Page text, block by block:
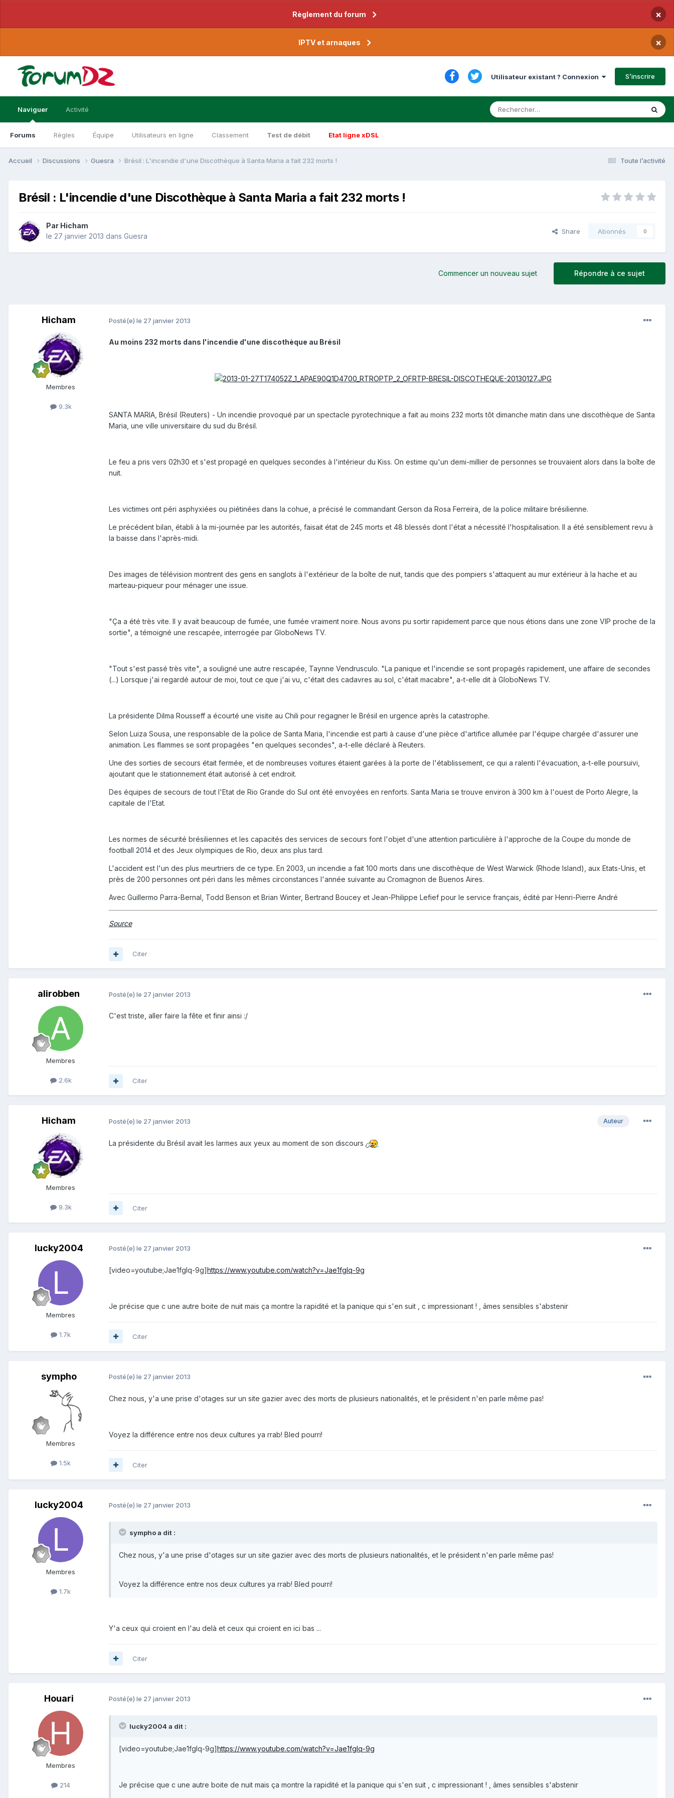
Règlement du forum ×
IPTV et arnaques ×
Utilisateur existant ? Connexion S’inscrire
Naviguer
Forums Règles Équipe Utilisateurs en ligne Classement Test de débit Etat ligne xDSL
Activité
Toute l’activité
Accueil Discussions Guesra Brésil : L'incendie d'une Discothèque à Santa Maria a fait 232 morts !
Brésil : L'incendie d'une Discothèque à Santa Maria a fait 232 morts !
Par Hicham
le 27 janvier 2013 dans Guesra
Share Abonnés 0
Répondre à ce sujet
Commencer un nouveau sujet
Hicham
Membres
9.3k
Posté(e) le 27 janvier 2013
Au moins 232 morts dans l'incendie d'une discothèque au Brésil
SANTA MARIA, Brésil (Reuters) - Un incendie provoqué par un spectacle pyrotechnique a fait au moins 232 morts tôt dimanche matin dans une discothèque de Santa
Maria, une ville universitaire du sud du Brésil.
Le feu a pris vers 02h30 et s'est propagé en quelques secondes à l'intérieur du Kiss. On estime qu'un demi-millier de personnes se trouvaient alors dans la boîte de
nuit.
Les victimes ont péri asphyxiées ou piétinées dans la cohue, a précisé le commandant Gerson da Rosa Ferreira, de la police militaire brésilienne.
Le précédent bilan, établi à la mi-journée par les autorités, faisait état de 245 morts et 48 blessés dont l'état a nécessité l'hospitalisation. Il a été sensiblement revu à
la baisse dans l'après-midi.
Des images de télévision montrent des gens en sanglots à l'extérieur de la boîte de nuit, tandis que des pompiers s'attaquent au mur extérieur à la hache et au
marteau-piqueur pour ménager une issue.
"Ça a été très vite. Il y avait beaucoup de fumée, une fumée vraiment noire. Nous avons pu sortir rapidement parce que nous étions dans une zone VIP proche de la
sortie", a témoigné une rescapée, interrogée par GloboNews TV.
"Tout s'est passé très vite", a souligné une autre rescapée, Taynne Vendrusculo. "La panique et l'incendie se sont propagés rapidement, une affaire de secondes
(...) Lorsque j'ai regardé autour de moi, tout ce que j'ai vu, c'était des cadavres au sol, c'était macabre", a-t-elle dit à GloboNews TV.
La présidente Dilma Rousseff a écourté une visite au Chili pour regagner le Brésil en urgence après la catastrophe.
Selon Luiza Sousa, une responsable de la police de Santa Maria, l'incendie est parti à cause d'une pièce d'artifice allumée par l'équipe chargée d'assurer une
animation. Les flammes se sont propagées "en quelques secondes", a-t-elle déclaré à Reuters.
Une des sorties de secours était fermée, et de nombreuses voitures étaient garées à la porte de l'établissement, ce qui a ralenti l'évacuation, a-t-elle poursuivi,
ajoutant que le stationnement était autorisé à cet endroit.
Des équipes de secours de tout l'Etat de Rio Grande do Sul ont été envoyées en renforts. Santa Maria se trouve environ à 300 km à l'ouest de Porto Alegre, la
capitale de l'Etat.
Les normes de sécurité brésiliennes et les capacités des services de secours font l'objet d'une attention particulière à l'approche de la Coupe du monde de
football 2014 et des Jeux olympiques de Rio, deux ans plus tard.
L'accident est l'un des plus meurtriers de ce type. En 2003, un incendie a fait 100 morts dans une discothèque de West Warwick (Rhode Island), aux Etats-Unis, et
près de 200 personnes ont péri dans les mêmes circonstances l'année suivante au Cromagnon de Buenos Aires.
Avec Guillermo Parra-Bernal, Todd Benson et Brian Winter, Bertrand Boucey et Jean-Philippe Lefief pour le service français, édité par Henri-Pierre André
Source
Citer
alirobben
Membres
2.6k
Posté(e) le 27 janvier 2013
C'est triste, aller faire la fête et finir ainsi :/
Citer
Hicham
Membres
9.3k
Auteur
Posté(e) le 27 janvier 2013
La présidente du Brésil avait les larmes aux yeux au moment de son discours
Citer
lucky2004
Membres
1.7k
Posté(e) le 27 janvier 2013
[video=youtube;Jae1fglq-9g]https://www.youtube.com/watch?v=Jae1fglq-9g
Je précise que c une autre boite de nuit mais ça montre la rapidité et la panique qui s'en suit , c impressionant ! , âmes sensibles s'abstenir
Citer
sympho
Membres
1.5k
Posté(e) le 27 janvier 2013
Chez nous, y'a une prise d'otages sur un site gazier avec des morts de plusieurs nationalités, et le président n'en parle même pas!
Voyez la différence entre nos deux cultures ya rrab! Bled pourri!
Citer
lucky2004
Membres
1.7k
Posté(e) le 27 janvier 2013
sympho a dit :
Chez nous, y'a une prise d'otages sur un site gazier avec des morts de plusieurs nationalités, et le président n'en parle même pas!
Voyez la différence entre nos deux cultures ya rrab! Bled pourri!
Y'a ceux qui croient en l'au delà et ceux qui croient en ici bas ...
Citer
Houari
Membres
214
Posté(e) le 27 janvier 2013
lucky2004 a dit :
[video=youtube;Jae1fglq-9g]https://www.youtube.com/watch?v=Jae1fglq-9g
Je précise que c une autre boite de nuit mais ça montre la rapidité et la panique qui s'en suit , c impressionant ! , âmes sensibles s'abstenir